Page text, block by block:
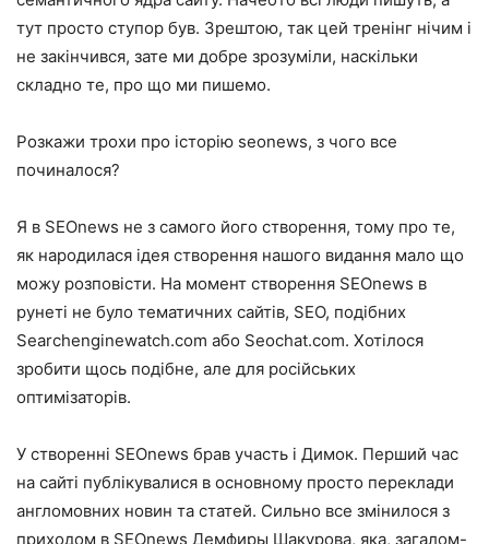
тут просто ступор був. Зрештою, так цей тренінг нічим і
не закінчився, зате ми добре зрозуміли, наскільки
складно те, про що ми пишемо.
Розкажи трохи про історію seonews, з чого все
починалося?
Я в SEOnews не з самого його створення, тому про те,
як народилася ідея створення нашого видання мало що
можу розповісти. На момент створення SEOnews в
рунеті не було тематичних сайтів, SEO, подібних
Searchenginewatch.com або Seochat.com. Хотілося
зробити щось подібне, але для російських
оптимізаторів.
У створенні SEOnews брав участь і Димок. Перший час
на сайті публікувалися в основному просто переклади
англомовних новин та статей. Сильно все змінилося з
приходом в SEOnews Демфиры Шакурова, яка, загалом-